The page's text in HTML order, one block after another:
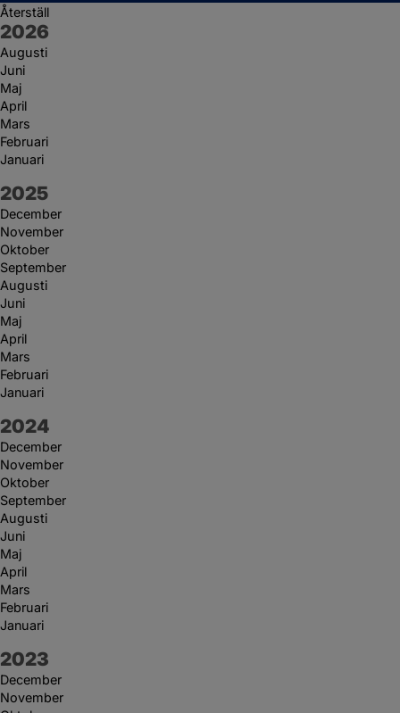
Återställ
År:
2026
Augusti
Juni
Maj
April
Mars
Februari
Januari
År:
2025
December
November
Oktober
September
Augusti
Juni
Maj
April
Mars
Februari
Januari
År:
2024
December
November
Oktober
September
Augusti
Juni
Maj
April
Mars
Februari
Januari
År:
2023
December
November